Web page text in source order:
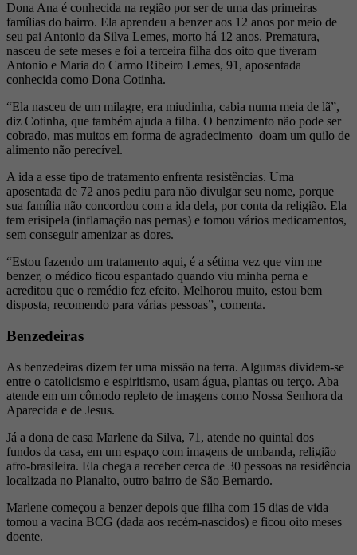
Dona Ana é conhecida na região por ser de uma das primeiras
famílias do bairro. Ela aprendeu a benzer aos 12 anos por meio de
seu pai Antonio da Silva Lemes, morto há 12 anos. Prematura,
nasceu de sete meses e foi a terceira filha dos oito que tiveram
Antonio e Maria do Carmo Ribeiro Lemes, 91, aposentada
conhecida como Dona Cotinha.
“Ela nasceu de um milagre, era miudinha, cabia numa meia de lã”,
diz Cotinha, que também ajuda a filha. O benzimento não pode ser
cobrado, mas muitos em forma de agradecimento doam um quilo de
alimento não perecível.
A ida a esse tipo de tratamento enfrenta resistências. Uma
aposentada de 72 anos pediu para não divulgar seu nome, porque
sua família não concordou com a ida dela, por conta da religião. Ela
tem erisipela (inflamação nas pernas) e tomou vários medicamentos,
sem conseguir amenizar as dores.
“Estou fazendo um tratamento aqui, é a sétima vez que vim me
benzer, o médico ficou espantado quando viu minha perna e
acreditou que o remédio fez efeito. Melhorou muito, estou bem
disposta, recomendo para várias pessoas”, comenta.
Benzedeiras
As benzedeiras dizem ter uma missão na terra. Algumas dividem-se
entre o catolicismo e espiritismo, usam água, plantas ou terço. Aba
atende em um cômodo repleto de imagens como Nossa Senhora da
Aparecida e de Jesus.
Já a dona de casa Marlene da Silva, 71, atende no quintal dos
fundos da casa, em um espaço com imagens de umbanda, religião
afro-brasileira. Ela chega a receber cerca de 30 pessoas na residência
localizada no Planalto, outro bairro de São Bernardo.
Marlene começou a benzer depois que filha com 15 dias de vida
tomou a vacina BCG (dada aos recém-nascidos) e ficou oito meses
doente.